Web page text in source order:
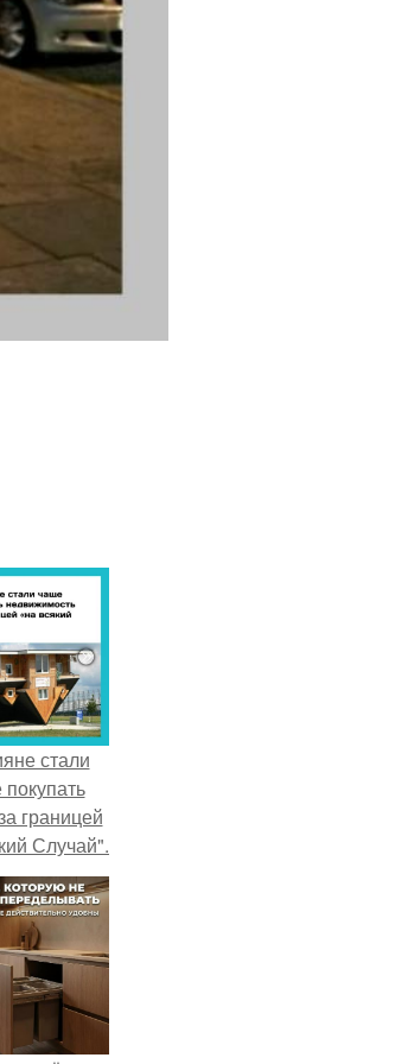
стали
границей
Случай".